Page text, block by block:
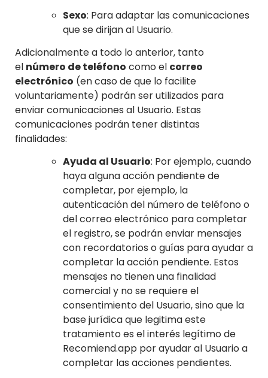
Sexo: Para adaptar las comunicaciones
que se dirijan al Usuario.
Adicionalmente a todo lo anterior, tanto
el número de teléfono como el correo
electrónico (en caso de que lo facilite
voluntariamente) podrán ser utilizados para
enviar comunicaciones al Usuario. Estas
comunicaciones podrán tener distintas
finalidades:
Ayuda al Usuario: Por ejemplo, cuando
haya alguna acción pendiente de
completar, por ejemplo, la
autenticación del número de teléfono o
del correo electrónico para completar
el registro, se podrán enviar mensajes
con recordatorios o guías para ayudar a
completar la acción pendiente. Estos
mensajes no tienen una finalidad
comercial y no se requiere el
consentimiento del Usuario, sino que la
base jurídica que legitima este
tratamiento es el interés legítimo de
Recomiend.app por ayudar al Usuario a
completar las acciones pendientes.